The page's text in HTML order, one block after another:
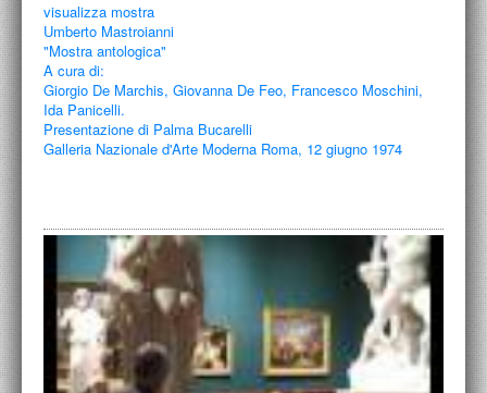
visualizza mostra
Umberto Mastroianni
"Mostra antologica"
A cura di:
Giorgio De Marchis, Giovanna De Feo, Francesco Moschini,
Ida Panicelli.
Presentazione di Palma Bucarelli
Galleria Nazionale d'Arte Moderna Roma, 12 giugno 1974